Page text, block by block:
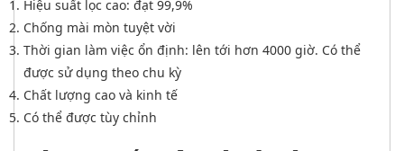
Hiệu suất lọc cao: đạt 99,9%
Chống mài mòn tuyệt vời
Thời gian làm việc ổn định: lên tới hơn 4000 giờ. Có thể
được sử dụng theo chu kỳ
Chất lượng cao và kinh tế
Có thể được tùy chỉnh